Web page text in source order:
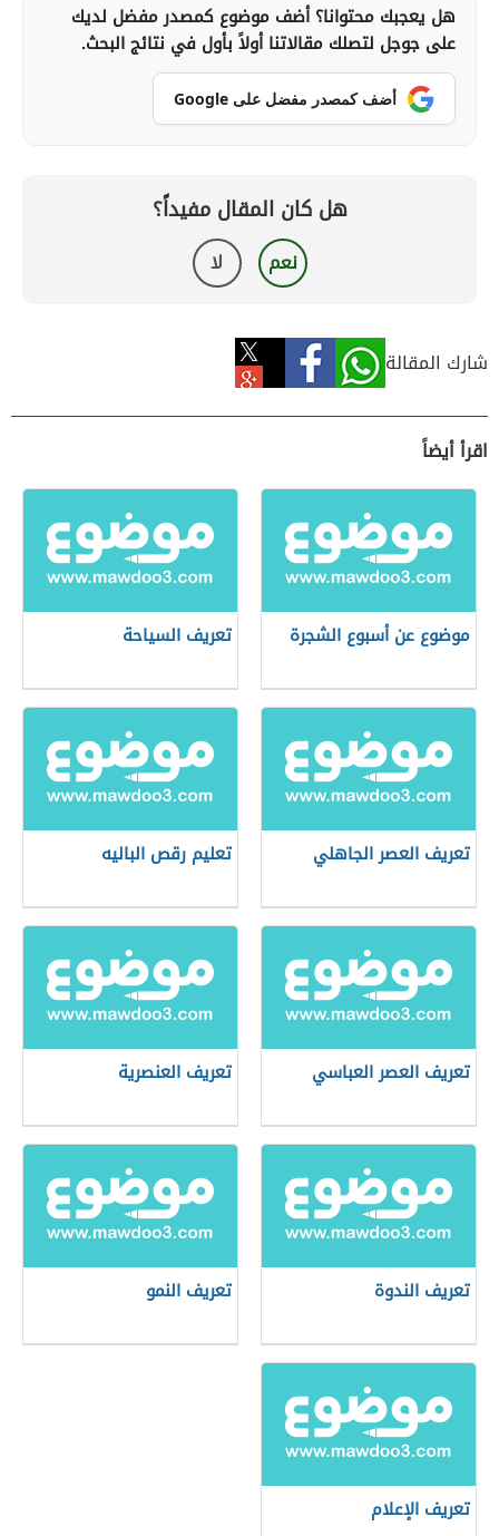
هل يعجبك محتوانا؟ أضف موضوع كمصدر مفضل لديك
على جوجل لتصلك مقالاتنا أولاً بأول في نتائج البحث.
أضف كمصدر مفضل على Google
هل كان المقال مفيداً؟
نعم لا
شارك المقالة
اقرأ أيضاً
موضوع عن أسبوع الشجرة تعريف السياحة
تعريف العصر الجاهلي تعليم رقص الباليه
تعريف العصر العباسي تعريف العنصرية
تعريف الندوة تعريف النمو
تعريف الإعلام